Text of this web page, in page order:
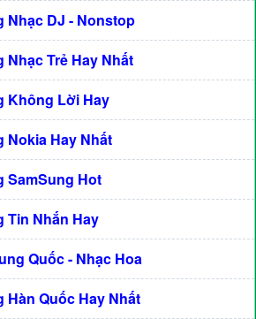
Nhạc DJ - Nonstop
Nhạc Trẻ Hay Nhất
Không Lời Hay
Nokia Hay Nhất
SamSung Hot
Tin Nhắn Hay
Quốc - Nhạc Hoa
Hàn Quốc Hay Nhất